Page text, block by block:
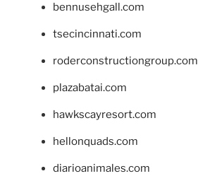
bennusehgall.com
tsecincinnati.com
roderconstructiongroup.com
plazabatai.com
hawkscayresort.com
hellonquads.com
diarioanimales.com